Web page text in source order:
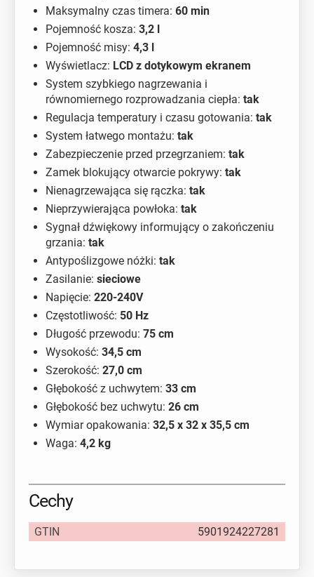
Maksymalny czas timera: 60 min
Pojemność kosza: 3,2 l
Pojemność misy: 4,3 l
Wyświetlacz: LCD z dotykowym ekranem
System szybkiego nagrzewania i
równomiernego rozprowadzania ciepła: tak
Regulacja temperatury i czasu gotowania: tak
System łatwego montażu: tak
Zabezpieczenie przed przegrzaniem: tak
Zamek blokujący otwarcie pokrywy: tak
Nienagrzewająca się rączka: tak
Nieprzywierająca powłoka: tak
Sygnał dźwiękowy informujący o zakończeniu
grzania: tak
Antypoślizgowe nóżki: tak
Zasilanie: sieciowe
Napięcie: 220-240V
Częstotliwość: 50 Hz
Długość przewodu: 75 cm
Wysokość: 34,5 cm
Szerokość: 27,0 cm
Głębokość z uchwytem: 33 cm
Głębokość bez uchwytu: 26 cm
Wymiar opakowania: 32,5 x 32 x 35,5 cm
Waga: 4,2 kg
Cechy
GTIN 5901924227281